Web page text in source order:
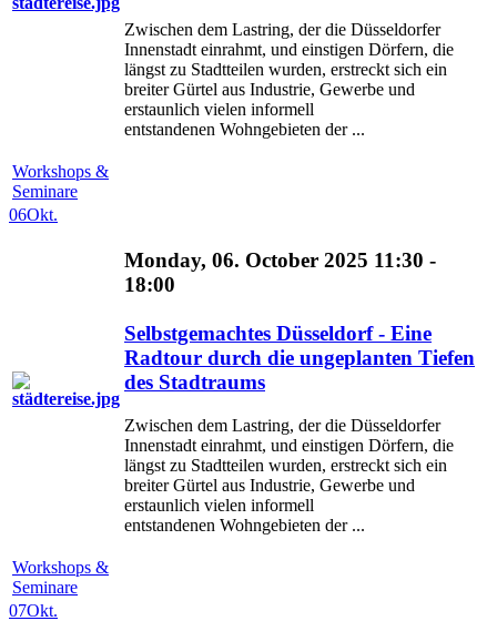
Zwischen dem Lastring, der die Düsseldorfer
Innenstadt einrahmt, und einstigen Dörfern, die
längst zu Stadtteilen wurden, erstreckt sich ein
breiter Gürtel aus Industrie, Gewerbe und
erstaunlich vielen informell
entstandenen Wohngebieten der ...
Workshops &
Seminare
06Okt.
Monday, 06. October 2025 11:30 -
18:00
Selbstgemachtes Düsseldorf - Eine
Radtour durch die ungeplanten Tiefen
des Stadtraums
Zwischen dem Lastring, der die Düsseldorfer
Innenstadt einrahmt, und einstigen Dörfern, die
längst zu Stadtteilen wurden, erstreckt sich ein
breiter Gürtel aus Industrie, Gewerbe und
erstaunlich vielen informell
entstandenen Wohngebieten der ...
Workshops &
Seminare
07Okt.